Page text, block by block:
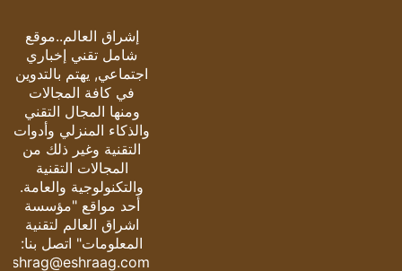
إشراق العالم..موقع
شامل تقني إخباري
اجتماعي, يهتم بالتدوين
في كافة المجالات
ومنها المجال التقني
والذكاء المنزلي وأدوات
التقنية وغير ذلك من
المجالات التقنية
والتكنولوجية والعامة.
أحد مواقع "مؤسسة
اشراق العالم لتقنية
المعلومات" اتصل بنا:
eshrag@eshraag.com